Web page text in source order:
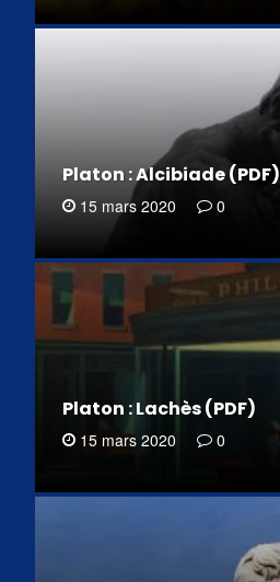
Platon : Alcibiade (PDF)
15 mars 2020 0
Platon : Lachès (PDF)
15 mars 2020 0